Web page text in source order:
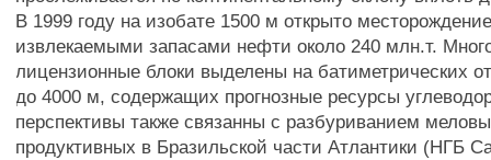
В 1999 году на изобате 1500 м открыто
извлекаемыми запасами нефти около 240 млн.т.
лицензионные блоки выделены на батиметрических
до 4000 м, содержащих прогнозные ресурсы
перспективы также связанны с разбуриванием
продуктивных в Бразильской части Атлантики (НГБ